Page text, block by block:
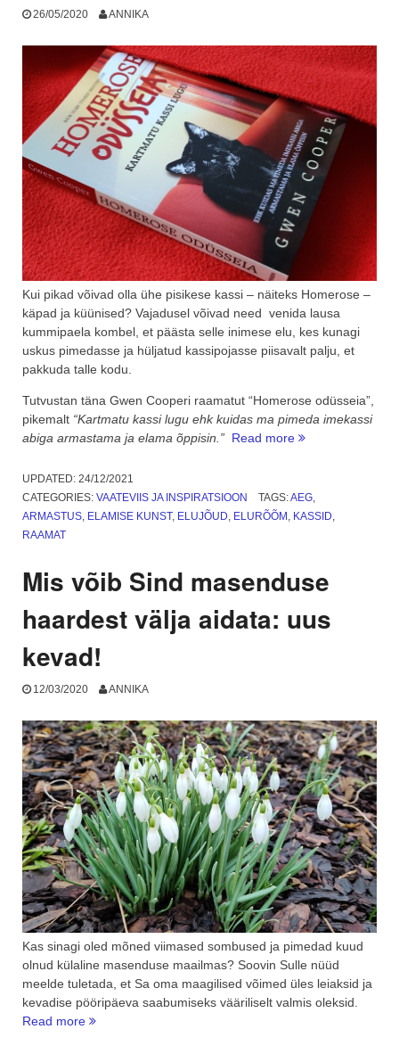
26/05/2020 ANNIKA
Kui pikad võivad olla ühe pisikese kassi – näiteks Homerose –
käpad ja küünised? Vajadusel võivad need venida lausa
kummipaela kombel, et päästa selle inimese elu, kes kunagi
uskus pimedasse ja hüljatud kassipojasse piisavalt palju, et
pakkuda talle kodu.
Tutvustan täna Gwen Cooperi raamatut “Homerose odüsseia”,
pikemalt “Kartmatu kassi lugu ehk kuidas ma pimeda imekassi
abiga armastama ja elama õppisin.” Read more “Aeg
odüsseia.
Kartmatu
UPDATED: 24/12/2021
CATEGORIES: VAATEVIIS JA INSPIRATSIOON TAGS:AEG,
ARMASTUS, ELAMISE KUNST, ELUJÕUD, ELURÕÕM , KASSID,
RAAMAT
Mis võib Sind masenduse
haardest välja aidata: uus
kevad!
12/03/2020 ANNIKA
Kas sinagi oled mõned viimased sombused ja pimedad kuud
olnud külaline masenduse maailmas? Soovin Sulle nüüd
meelde tuletada, et Sa oma maagilised võimed üles leiaksid ja
kevadise pööripäeva saabumiseks vääriliselt valmis oleksid.
Read more “Mis